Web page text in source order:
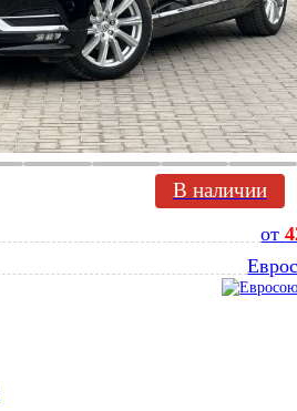
В наличии
от